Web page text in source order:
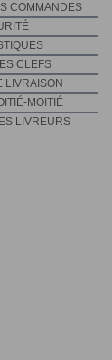
COMMANDES
CLEFS
LIVRAISON
MOITIÉ
LIVREURS